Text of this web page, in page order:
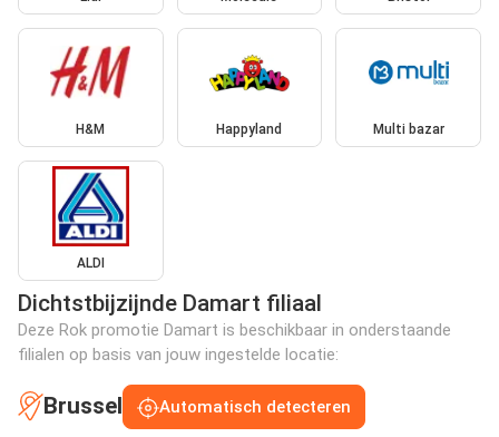
H&M Happyland Multi bazar
ALDI
Dichtstbijzijnde Damart filiaal
Deze Rok promotie Damart is beschikbaar in onderstaande
filialen op basis van jouw ingestelde locatie:
Brussel Automatisch detecteren